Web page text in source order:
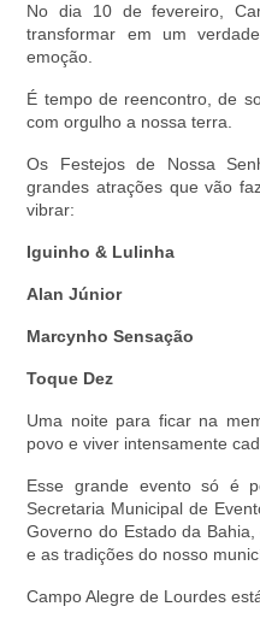
No dia 10 de fevereiro,
transformar em um
emoção.
É tempo de reencontro, de
com orgulho a nossa terra.
Os Festejos de Nossa
grandes atrações que vão
vibrar:
Iguinho & Lulinha
Alan Júnior
Marcynho Sensação
Toque Dez
Uma noite para ficar na
povo e viver intensamente
Esse grande evento só é
Secretaria Municipal de
Governo do Estado da
e as tradições do nosso
Campo Alegre de Lourdes